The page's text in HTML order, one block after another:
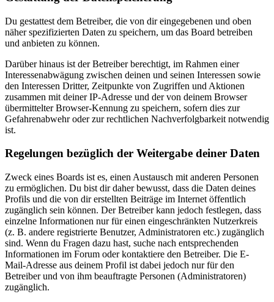
Du gestattest dem Betreiber, die von dir eingegebenen und oben
näher spezifizierten Daten zu speichern, um das Board betreiben
und anbieten zu können.
Darüber hinaus ist der Betreiber berechtigt, im Rahmen einer
Interessenabwägung zwischen deinen und seinen Interessen sowie
den Interessen Dritter, Zeitpunkte von Zugriffen und Aktionen
zusammen mit deiner IP-Adresse und der von deinem Browser
übermittelter Browser-Kennung zu speichern, sofern dies zur
Gefahrenabwehr oder zur rechtlichen Nachverfolgbarkeit notwendig
ist.
Regelungen bezüglich der Weitergabe deiner Daten
Zweck eines Boards ist es, einen Austausch mit anderen Personen
zu ermöglichen. Du bist dir daher bewusst, dass die Daten deines
Profils und die von dir erstellten Beiträge im Internet öffentlich
zugänglich sein können. Der Betreiber kann jedoch festlegen, dass
einzelne Informationen nur für einen eingeschränkten Nutzerkreis
(z. B. andere registrierte Benutzer, Administratoren etc.) zugänglich
sind. Wenn du Fragen dazu hast, suche nach entsprechenden
Informationen im Forum oder kontaktiere den Betreiber. Die E-
Mail-Adresse aus deinem Profil ist dabei jedoch nur für den
Betreiber und von ihm beauftragte Personen (Administratoren)
zugänglich.